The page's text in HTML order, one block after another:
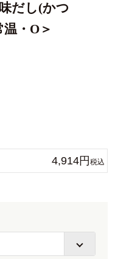
だし(かつ
・O＞
4,914 税込